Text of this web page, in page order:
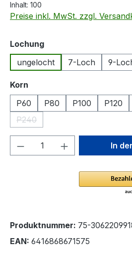
Inhalt: 100
Preise inkl. MwSt. zzgl.
Lochungauswählen
ungelocht
7-Loch 9-
Korn
P60
P80 P100 P120
P240
(Diese Option ist zurzeit nicht
Produkt Anzahl: Gib
In
Produktnummer: 75-
EAN: 6416868671575